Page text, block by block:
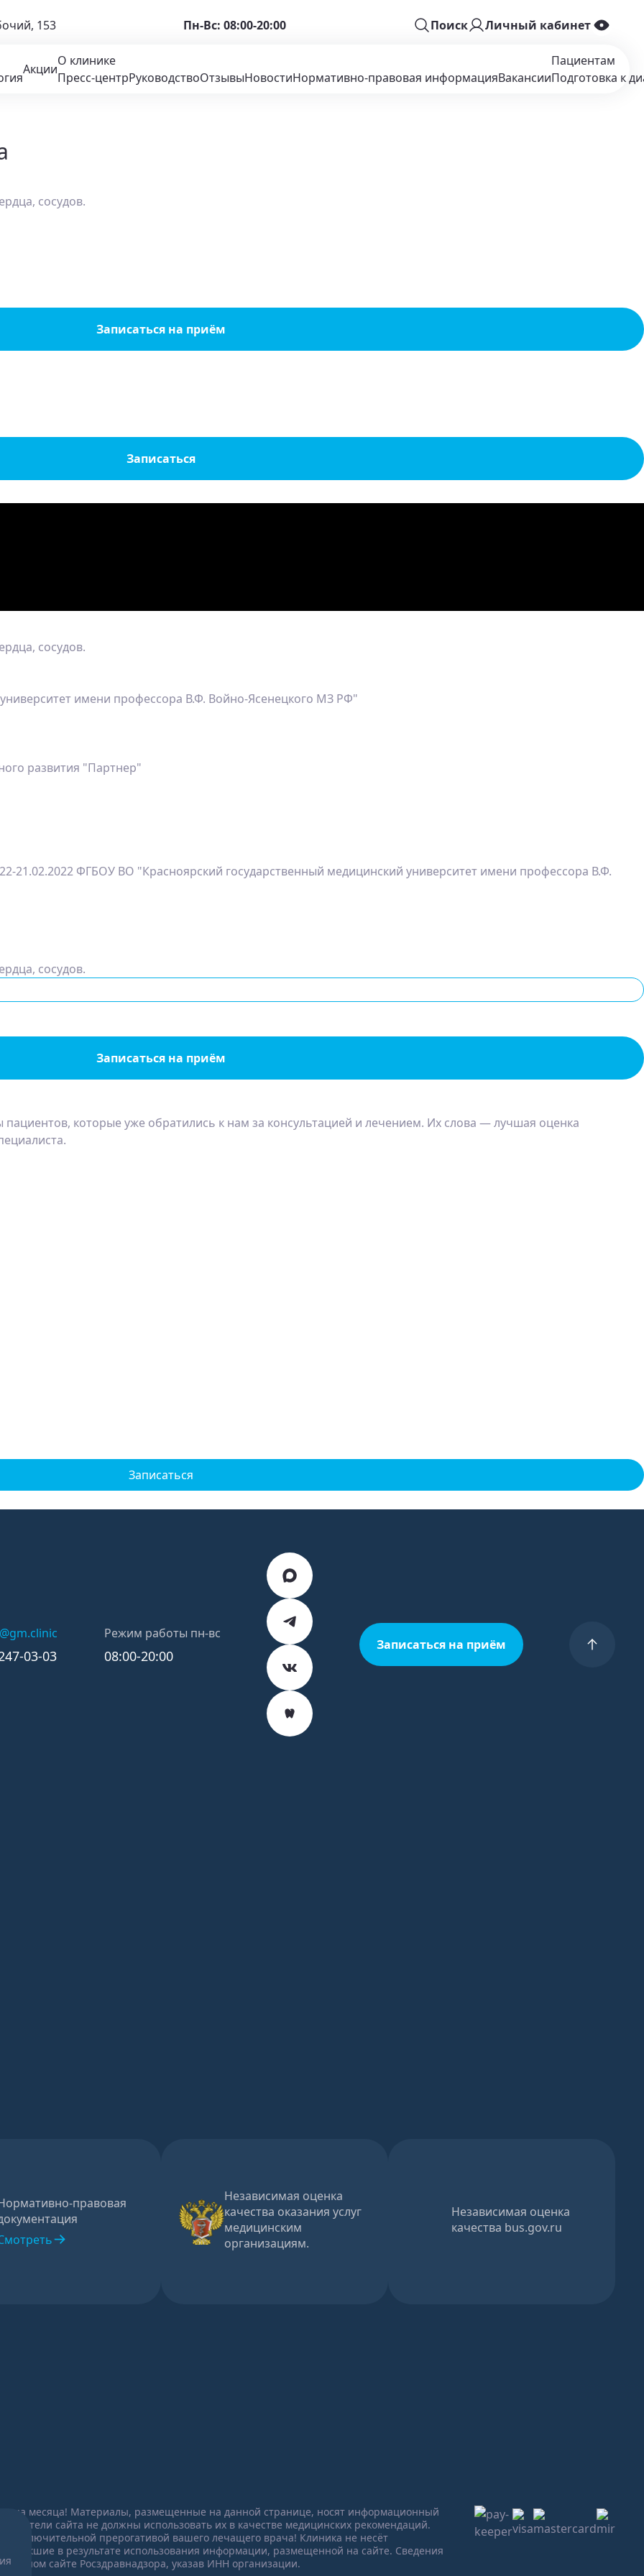
153 Пн-Вс: 08:00-20:00 Поиск Личный кабинет
Акции
О клинике
Пресс-центрРуководствоОтзывыНовостиНормативно-правовая информацияВакансии
Пациентам
Подготовка к
сосудов.
Записаться на приём
Записаться
сосудов.
имени профессора В.Ф. Войно-Ясенецкого МЗ РФ"
развития "Партнер"
21.02.2022 ФГБОУ ВО "Красноярский государственный медицинский университет имени профессора В.Ф.
сосудов.
Записаться на приём
которые уже обратились к нам за консультацией и лечением. Их слова — лучшая оценка
Записаться
03-03
Режим работы пн-вс
08:00-20:00
Записаться на приём
правовая
Независимая оценка
качества оказания услуг
медицинским
организациям.
Независимая оценка
качества bus.gov.ru
месяца! Материалы, размещенные на данной странице, носят информационный
сайта не должны использовать их в качестве медицинских рекомендаций.
исключительной прерогативой вашего лечащего врача! Клиника не несёт
в результате использования информации, размещенной на сайте. Сведения
сайте Росздравнадзора, указав ИНН организации.